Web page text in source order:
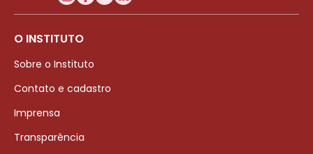
O INSTITUTO
Sobre o Instituto
Contato e cadastro
Imprensa
Transparência